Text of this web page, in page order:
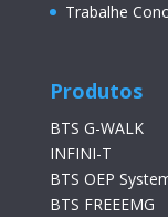
Trabalhe
Produtos
BTS G-WALK
INFINI-T
BTS OEP
BTS FREEEMG